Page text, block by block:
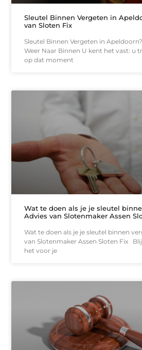
Sleutel Binnen Vergeten in
van Sloten Fix
Sleutel Binnen Vergeten in
Weer Naar Binnen U kent het vast: u
op dat moment
Wat te doen als je je sleutel
Advies van Slotenmaker Assen
Wat te doen als je je sleutel binnen
van Slotenmaker Assen Sloten Fix
het voor je